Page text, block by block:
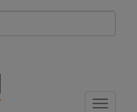
Menu